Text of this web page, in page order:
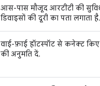
आस-पास मौजूद आरटीटी की
डिवाइसों की दूरी का पता लगाता है.
वाई-फ़ाई हॉटस्पॉट से कनेक्ट
की अनुमति दें.